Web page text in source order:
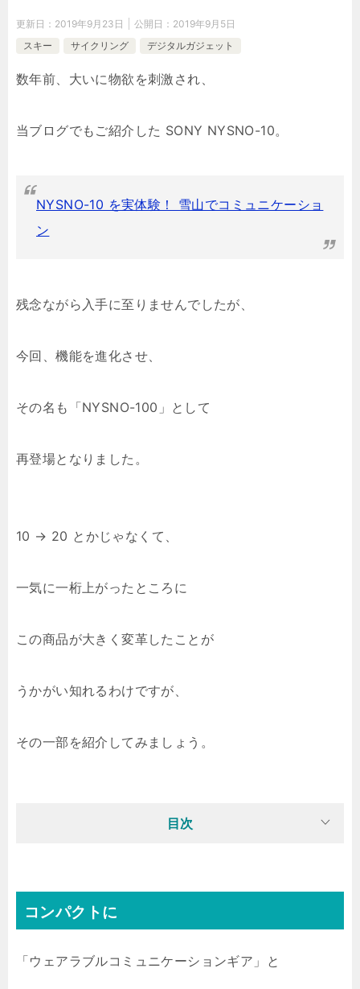
更新日： 2019年9月23日 公開日： 2019年9月5日
スキー
サイクリング デジタルガジェット
数年前、大いに物欲を刺激され、
当ブログでもご紹介した SONY NYSNO-10。
NYSNO-10 を実体験！ 雪山でコミュニケーショ
ン
残念ながら入手に至りませんでしたが、
今回、機能を進化させ、
その名も「NYSNO-100」として
再登場となりました。
10 → 20 とかじゃなくて、
一気に一桁上がったところに
この商品が大きく変革したことが
うかがい知れるわけですが、
その一部を紹介してみましょう。
目次
コンパクトに
「ウェアラブルコミュニケーションギア」と